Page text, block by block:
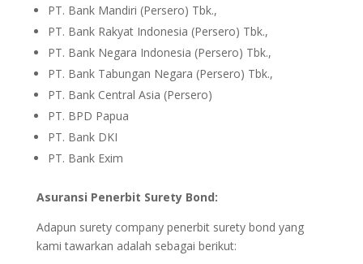
PT. Bank Mandiri (Persero) Tbk.,
PT. Bank Rakyat Indonesia (Persero) Tbk.,
PT. Bank Negara Indonesia (Persero) Tbk.,
PT. Bank Tabungan Negara (Persero) Tbk.,
PT. Bank Central Asia (Persero)
PT. BPD Papua
PT. Bank DKI
PT. Bank Exim
Asuransi Penerbit Surety Bond:
Adapun surety company penerbit surety bond yang
kami tawarkan adalah sebagai berikut: